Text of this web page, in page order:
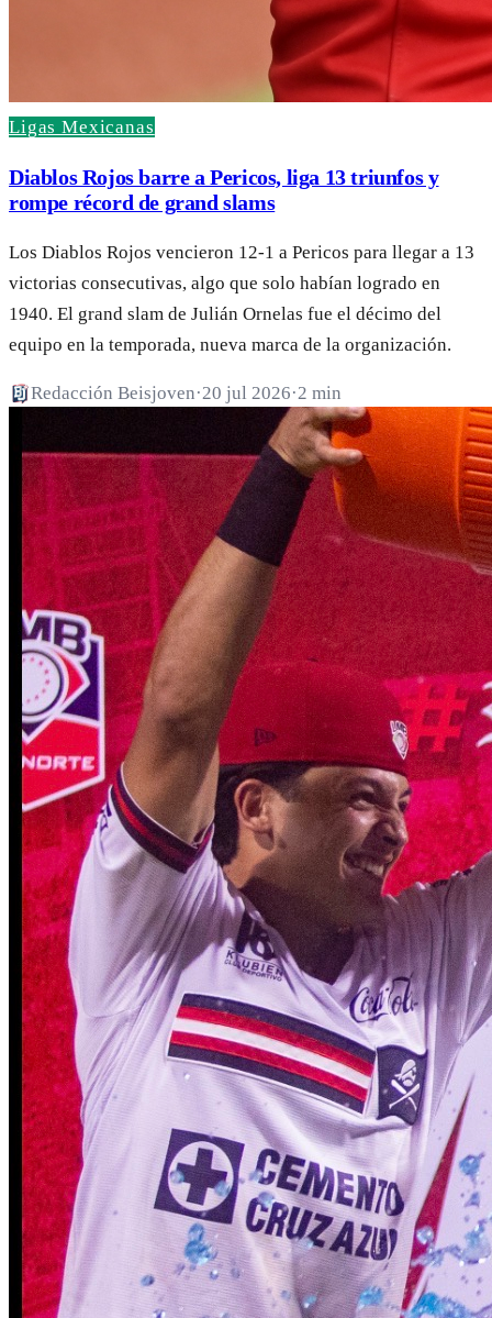
Ligas Mexicanas
Diablos Rojos barre a Pericos, liga 13 triunfos y
rompe récord de grand slams
Los Diablos Rojos vencieron 12-1 a Pericos para llegar a 13
victorias consecutivas, algo que solo habían logrado en
1940. El grand slam de Julián Ornelas fue el décimo del
equipo en la temporada, nueva marca de la organización.
Redacción Beisjoven·20 jul 2026·2 min